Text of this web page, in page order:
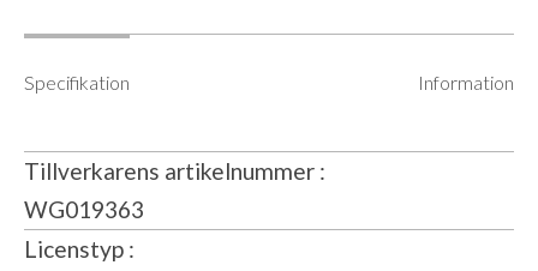
Specifikation Information
Tillverkarens artikelnummer
WG019363
Licenstyp